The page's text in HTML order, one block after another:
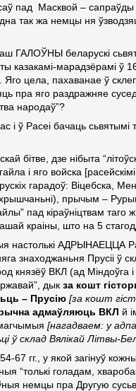
пад Масквой – сапраўды
так жа немцы ня
ГАЛОЎНЫ беларускі
казакамі-марадзёрамі ў
Яго цела, пахаванае ў
пра яго раздражняе
народаў”?
і ў Расеі бачаць
бітве, дзе нібыта
і яго войска
гарадоў: Віцебска,
прычым –
пад кіраўніцтвам таго
краіны, што на 5
настолькі АДРЫНАЕЦЦА
знаходжаньня Прусіі ў
князёў ВКЛ (ад Міндоўга і
дыкза кошт
– Прусію[за кошт
адмаўляюць ВКЛ й
[нагадваем: у
ў склад Вялікай Літвы-
67 гг., у якой загінуў
“толькі голадам,
немцы пра Другую